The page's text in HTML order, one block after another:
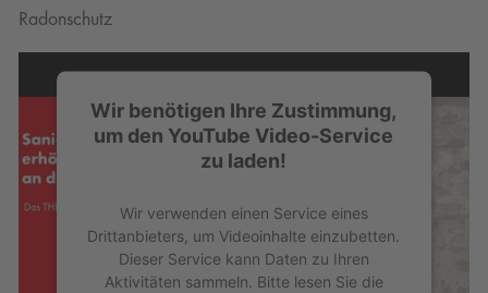
Radonschutz
Wir benötigen Ihre Zustimmung,
um den YouTube Video-Service
zu laden!
Wir verwenden einen Service eines
Drittanbieters, um Videoinhalte einzubetten.
Dieser Service kann Daten zu Ihren
Aktivitäten sammeln. Bitte lesen Sie die